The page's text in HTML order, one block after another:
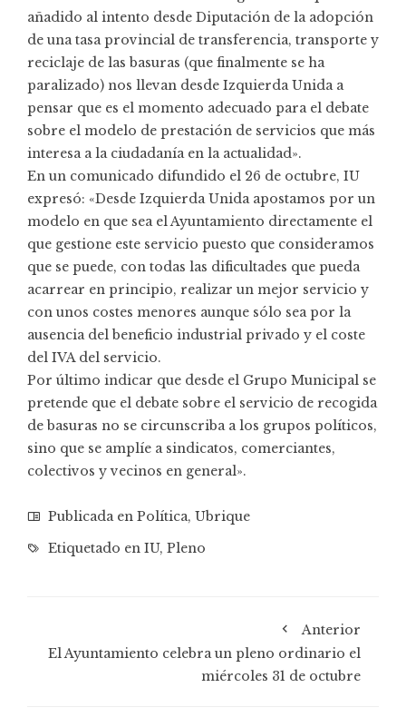
añadido al intento desde Diputación de la adopción
de una tasa provincial de transferencia, transporte y
reciclaje de las basuras (que finalmente se ha
paralizado) nos llevan desde Izquierda Unida a
pensar que es el momento adecuado para el debate
sobre el modelo de prestación de servicios que más
interesa a la ciudadanía en la actualidad».
En un comunicado difundido el 26 de octubre, IU
expresó: «Desde Izquierda Unida apostamos por un
modelo en que sea el Ayuntamiento directamente el
que gestione este servicio puesto que consideramos
que se puede, con todas las dificultades que pueda
acarrear en principio, realizar un mejor servicio y
con unos costes menores aunque sólo sea por la
ausencia del beneficio industrial privado y el coste
del IVA del servicio.
Por último indicar que desde el Grupo Municipal se
pretende que el debate sobre el servicio de recogida
de basuras no se circunscriba a los grupos políticos,
sino que se amplíe a sindicatos, comerciantes,
colectivos y vecinos en general».
Publicada en Política, Ubrique
Etiquetado en IU, Pleno
Anterior
El Ayuntamiento celebra un pleno ordinario el
miércoles 31 de octubre